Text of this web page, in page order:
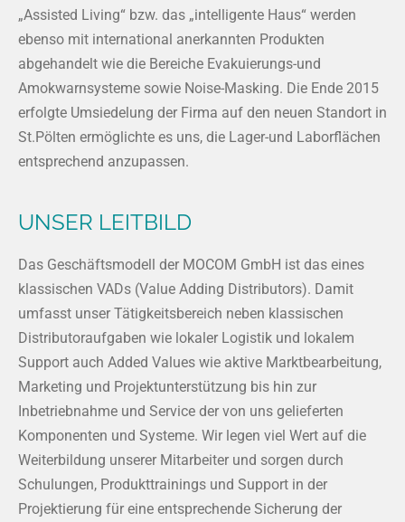
„Assisted Living“ bzw. das „intelligente Haus“ werden
ebenso mit international anerkannten Produkten
abgehandelt wie die Bereiche Evakuierungs-und
Amokwarnsysteme sowie Noise-Masking. Die Ende 2015
erfolgte Umsiedelung der Firma auf den neuen Standort in
St.Pölten ermöglichte es uns, die Lager-und Laborflächen
entsprechend anzupassen.
UNSER LEITBILD
Das Geschäftsmodell der MOCOM GmbH ist das eines
klassischen VADs (Value Adding Distributors). Damit
umfasst unser Tätigkeitsbereich neben klassischen
Distributoraufgaben wie lokaler Logistik und lokalem
Support auch Added Values wie aktive Marktbearbeitung,
Marketing und Projektunterstützung bis hin zur
Inbetriebnahme und Service der von uns gelieferten
Komponenten und Systeme. Wir legen viel Wert auf die
Weiterbildung unserer Mitarbeiter und sorgen durch
Schulungen, Produkttrainings und Support in der
Projektierung für eine entsprechende Sicherung der